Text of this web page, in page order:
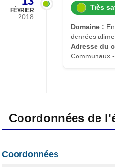
FÉVRIER
2018
Très
Domaine :
denrées
Adresse du
Communaux
Coordonnées de
Coordonnées